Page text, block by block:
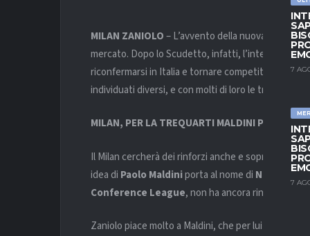
7
7
MILAN ZANIOLO– L’avvento della nuova
mercato. Dopo lo Scudetto, infatti, l’intenzione
riconfermarsi in Italia e tornare competitivi in
individuati diversi, e con molti di loro le trattative
MILAN, PER LA TREQUARTI MALDINI PENSA A
Il Milan cercherà dei rinforzi anche e soprattutto
idea di Paolo Maldiniporta al nome di Nicolò
Conference League, non ha ancora rinnovato il
Zaniolo piace molto a Maldini, che per lui sarebbe